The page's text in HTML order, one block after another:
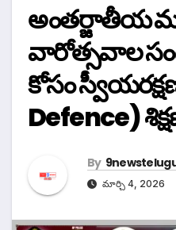
అంతర్జాతీయ
వారోత్సవాల
కోసం
Defence)
By
మార్చి 4, 2026